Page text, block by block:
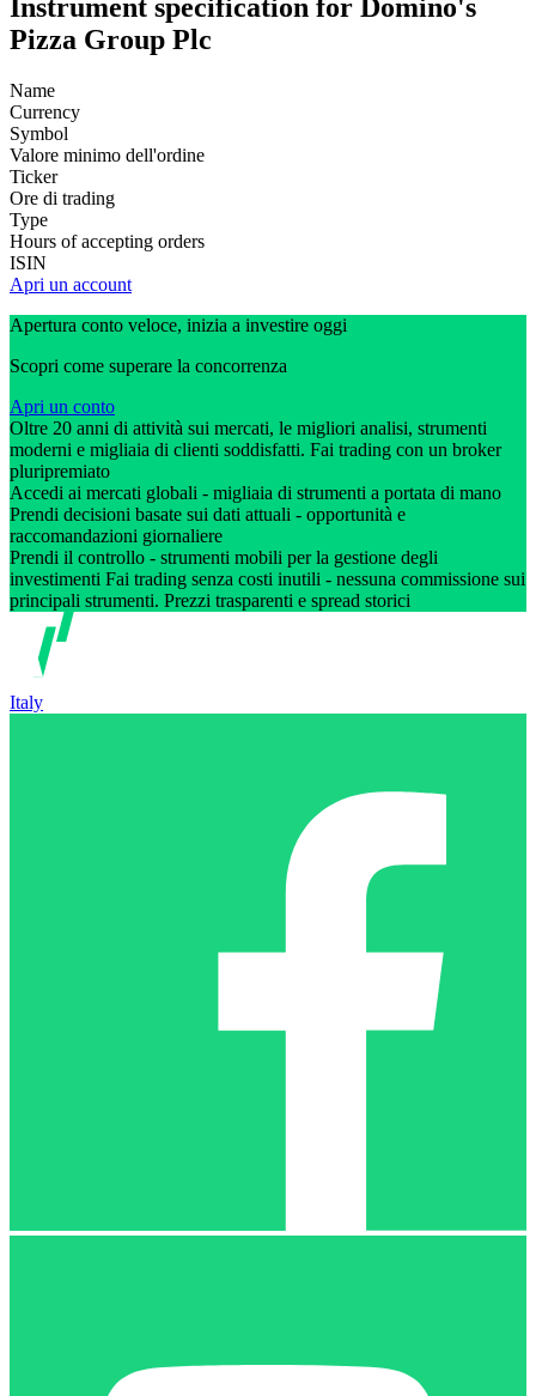
Instrument specification for Domino's
Pizza Group Plc
Name
Currency
Symbol
Valore minimo dell'ordine
Ticker
Ore di trading
Type
Hours of accepting orders
ISIN
Apri un account
Apertura conto veloce, inizia a investire oggi
Scopri come superare la concorrenza
Apri un conto
Oltre 20 anni di attività sui mercati, le migliori analisi, strumenti
moderni e migliaia di clienti soddisfatti. Fai trading con un broker
pluripremiato
Accedi ai mercati globali - migliaia di strumenti a portata di mano
Prendi decisioni basate sui dati attuali - opportunità e
raccomandazioni giornaliere
Prendi il controllo - strumenti mobili per la gestione degli
investimenti Fai trading senza costi inutili - nessuna commissione sui
principali strumenti. Prezzi trasparenti e spread storici
Italy